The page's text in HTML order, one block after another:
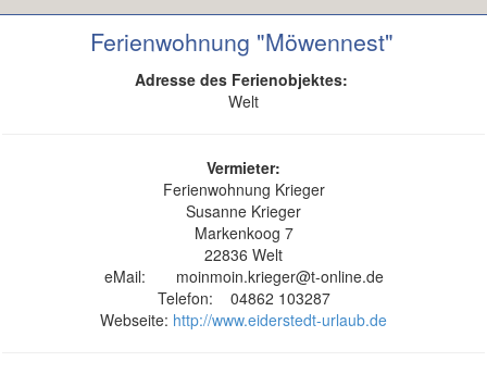
Ferienwohnung "Möwennest"
Adresse des Ferienobjektes:
Welt​
Vermieter:
Ferienwohnung Krieger
Susanne Krieger
Markenkoog 7
22836 Welt​
eMail: moinmoin.krieger@t-online.de
Telefon: 04862 103287
Webseite: http://www.eiderstedt-urlaub.de